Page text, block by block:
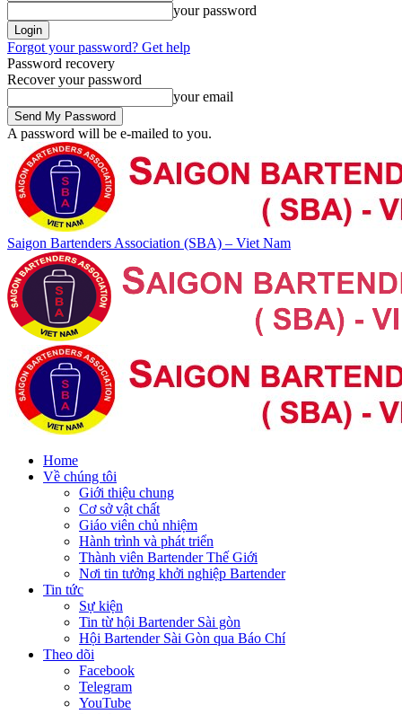
your password
Forgot your password? Get help
Password recovery
Recover your password
your email
A password will be e-mailed to you.
Saigon Bartenders Association (SBA) – Viet Nam
Home
Về chúng tôi
Giới thiệu chung
Cơ sở vật chất
Giáo viên chủ nhiệm
Hành trình và phát triển
Thành viên Bartender Thế Giới
Nơi tin tưởng khởi nghiệp Bartender
Tin tức
Sự kiện
Tin từ hội Bartender Sài gòn
Hội Bartender Sài Gòn qua Báo Chí
Theo dõi
Facebook
Telegram
YouTube